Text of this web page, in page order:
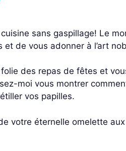
sans gaspillage! Le
et de vous adonner à l’art
des repas de fêtes et
moi vous montrer
vos papilles.
votre éternelle omelette